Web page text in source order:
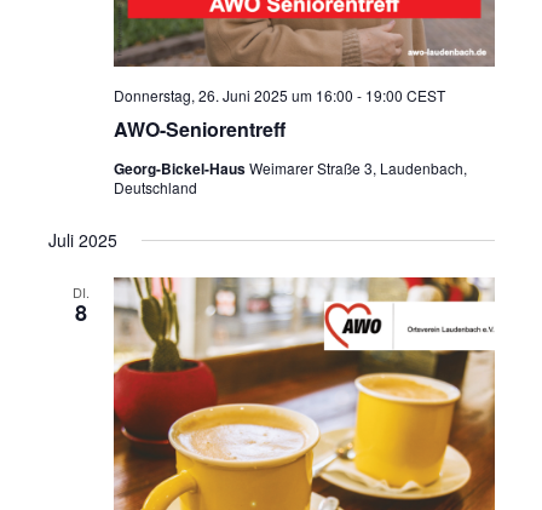
AWO-Seniorentreff
Donnerstag, 26. Juni 2025 um 16:00 - 19:00 CEST
Georg-Bickel-HausWeimarer Straße 3, Laudenbach,
Deutschland
Juli 2025
DI.
8